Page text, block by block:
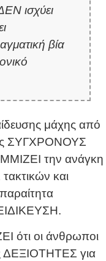
ισχύει
βία
μάχης από
ΣΥΓΧΡΟΝΟΥΣ
την ανάγκη
και
ότι οι άνθρωποι
ΔΕΞΙΟΤΗΤΕΣ για